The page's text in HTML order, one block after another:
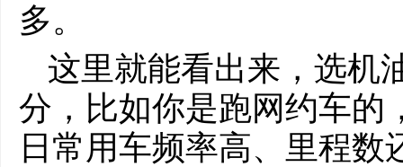
多。
这里就能看出来，选机
分，比如你是跑网约车的
日常用车频率高、里程